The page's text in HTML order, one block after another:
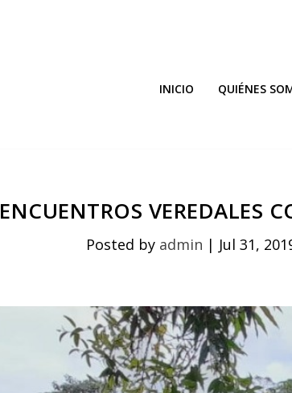
INICIO QUIÉNES
ENCUENTROS VEREDALES
Posted by admin | Jul 31,